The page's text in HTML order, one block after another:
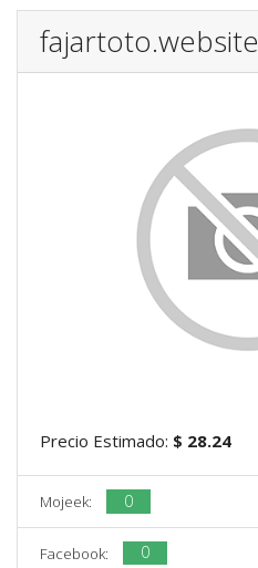
fajartoto.website
Precio Estimado: $ 28.24
Mojeek: 0
Facebook: 0